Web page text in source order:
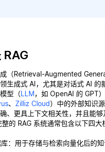
RAG
（Retrieval-Augmented
生成式 AI，尤其是对话式 AI 的
型（LLM，如 OpenAI 的 GPT
、 Zilliz Cloud）中的外部知识
、更具上下文相关性，并且能
的 RAG 系统通常包含以下四大
：用于存储与检索向量化后的知